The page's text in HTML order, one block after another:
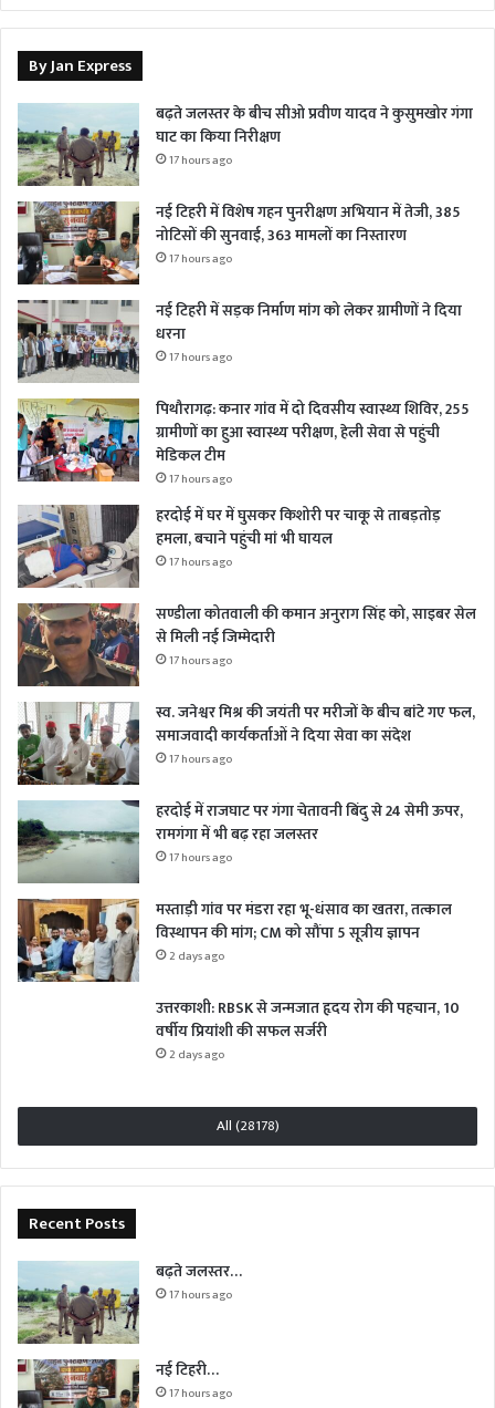
By Jan Express
बढ़ते जलस्तर के बीच सीओ प्रवीण यादव ने कुसुमखोर गंगा
घाट का किया निरीक्षण
17 hours ago
नई टिहरी में विशेष गहन पुनरीक्षण अभियान में तेजी, 385
नोटिसों की सुनवाई, 363 मामलों का निस्तारण
17 hours ago
नई टिहरी में सड़क निर्माण मांग को लेकर ग्रामीणों ने दिया
धरना
17 hours ago
पिथौरागढ़: कनार गांव में दो दिवसीय स्वास्थ्य शिविर, 255
ग्रामीणों का हुआ स्वास्थ्य परीक्षण, हेली सेवा से पहुंची
मेडिकल टीम
17 hours ago
हरदोई में घर में घुसकर किशोरी पर चाकू से ताबड़तोड़
हमला, बचाने पहुंची मां भी घायल
17 hours ago
सण्डीला कोतवाली की कमान अनुराग सिंह को, साइबर सेल
से मिली नई जिम्मेदारी
17 hours ago
स्व. जनेश्वर मिश्र की जयंती पर मरीजों के बीच बांटे गए फल,
समाजवादी कार्यकर्ताओं ने दिया सेवा का संदेश
17 hours ago
हरदोई में राजघाट पर गंगा चेतावनी बिंदु से 24 सेमी ऊपर,
रामगंगा में भी बढ़ रहा जलस्तर
17 hours ago
मस्ताड़ी गांव पर मंडरा रहा भू-धंसाव का खतरा, तत्काल
विस्थापन की मांग; CM को सौंपा 5 सूत्रीय ज्ञापन
2 days ago
उत्तरकाशी: RBSK से जन्मजात हृदय रोग की पहचान, 10
वर्षीय प्रियांशी की सफल सर्जरी
2 days ago
All (28178)
Recent Posts
बढ़ते जलस्तर…
17 hours ago
नई टिहरी…
17 hours ago